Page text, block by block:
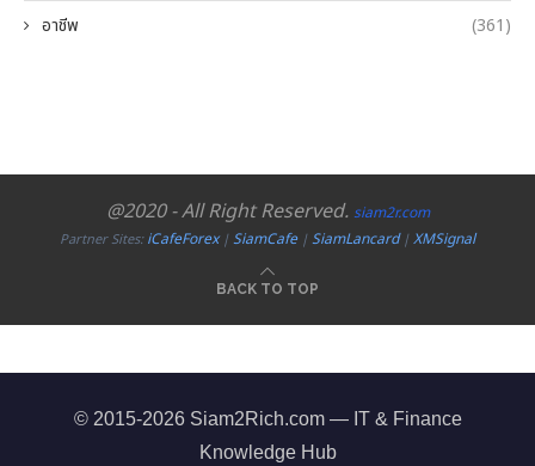
อาชีพ (361)
@2020 - All Right Reserved. siam2r.com
Partner Sites:iCafeForex|SiamCafe|SiamLancard|XMSignal
BACK TO TOP
© 2015-2026 Siam2Rich.com — IT & Finance
Knowledge Hub